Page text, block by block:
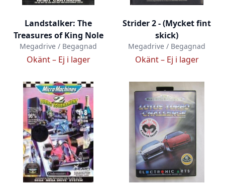
Landstalker: The
Treasures of King Nole
Megadrive / Begagnad
Okänt – Ej i lager
Strider 2 - (Mycket fint
skick)
Megadrive / Begagnad
Okänt – Ej i lager